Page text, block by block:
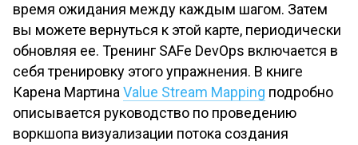
время ожидания между каждым шагом. Затем
вы можете вернуться к этой карте, периодически
обновляя ее. Тренинг SAFe DevOps включается в
себя тренировку этого упражнения. В книге
Карена Мартина Value Stream Mapping подробно
описывается руководство по проведению
воркшопа визуализации потока создания